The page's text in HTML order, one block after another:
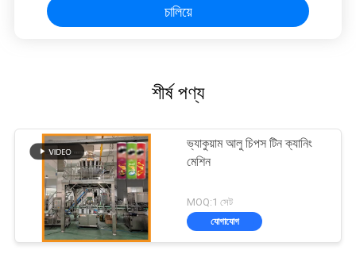
চালিয়ে
শীর্ষ পণ্য
ভ্যাকুয়াম আলু চিপস টিন ক্যানিং
মেশিন
MOQ:1 সেট
যোগাযোগ